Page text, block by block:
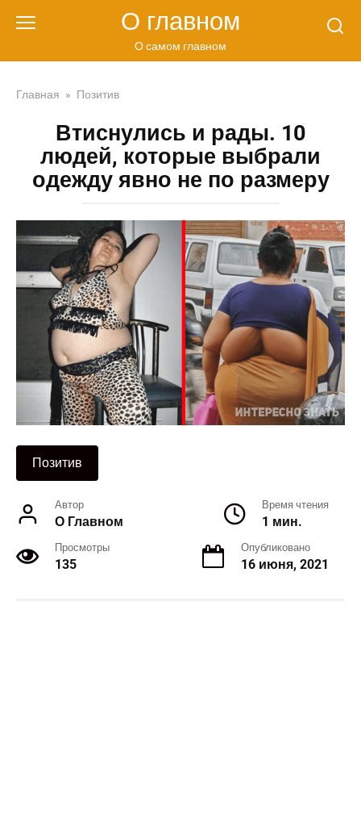
О главном
О самом главном
Главная » Позитив
Втиснулись и рады. 10
людей, которые выбрали
одежду явно не по размеру
Позитив
Автор
О Главном
Время чтения
1 мин.
Просмотры
135
Опубликовано
16 июня, 2021